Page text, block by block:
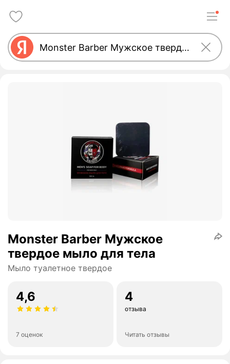
Monster Barber Мужское
твердое мыло для тела
Мыло туалетное твердое
4,6
7 оценок
4
отзыва
Читать отзывы